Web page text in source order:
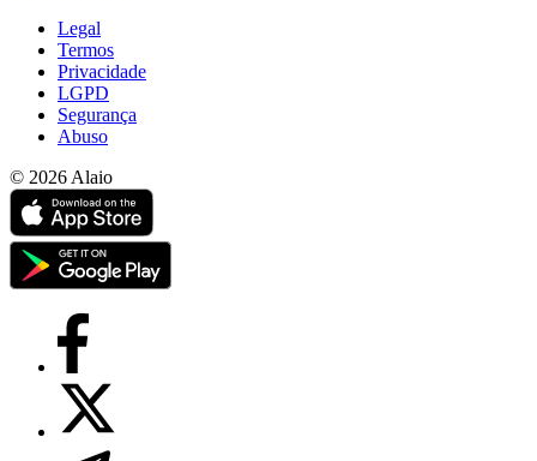
Legal
Termos
Privacidade
LGPD
Segurança
Abuso
© 2026 Alaio